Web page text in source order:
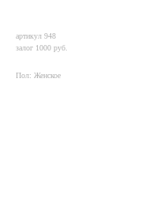
артикул 948
залог 1000 руб.
Пол: Женское